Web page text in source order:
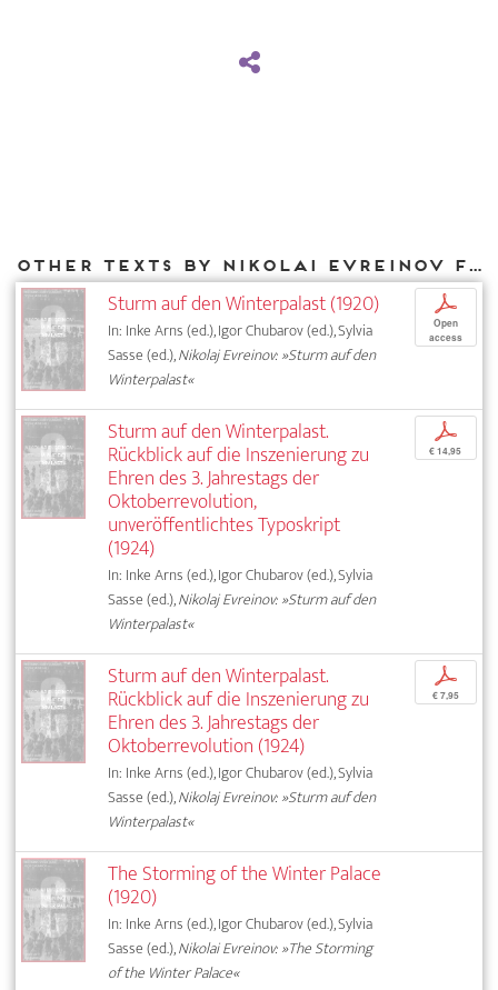
Other texts by Nikolai Evreinov for DIAPHANES
Sturm auf den Winterpalast (1920)
In: Inke Arns (ed.), Igor Chubarov (ed.), Sylvia
Sasse (ed.),Nikolaj Evreinov: »Sturm auf den
Winterpalast«
p
Open
access
Sturm auf den Winterpalast.
Rückblick auf die Inszenierung zu
Ehren des 3. Jahrestags der
Oktoberrevolution,
unveröffentlichtes Typoskript
(1924)
In: Inke Arns (ed.), Igor Chubarov (ed.), Sylvia
Sasse (ed.),Nikolaj Evreinov: »Sturm auf den
Winterpalast«
p
€ 14,95
Sturm auf den Winterpalast.
Rückblick auf die Inszenierung zu
Ehren des 3. Jahrestags der
Oktoberrevolution (1924)
In: Inke Arns (ed.), Igor Chubarov (ed.), Sylvia
Sasse (ed.),Nikolaj Evreinov: »Sturm auf den
Winterpalast«
p
€ 7,95
The Storming of the Winter Palace
(1920)
In: Inke Arns (ed.), Igor Chubarov (ed.), Sylvia
Sasse (ed.),Nikolai Evreinov: »The Storming
of the Winter Palace«